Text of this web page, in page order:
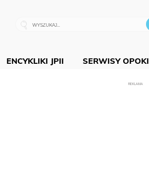
ENCYKLIKI JPII SERWISY OPOKI
REKLAMA